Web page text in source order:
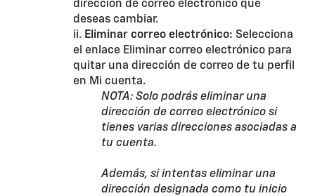
dirección de correo electrónico que
deseas cambiar.
ii. Eliminar correo electrónico: Selecciona
el enlace Eliminar correo electrónico para
quitar una dirección de correo de tu perfil
en Mi cuenta.
NOTA: Solo podrás eliminar una
dirección de correo electrónico si
tienes varias direcciones asociadas a
tu cuenta.
Además, si intentas eliminar una
dirección designada como tu inicio